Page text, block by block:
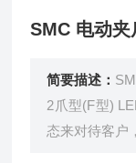
SMC 电动
简要描述：
2爪型(F型)
态来对待客户